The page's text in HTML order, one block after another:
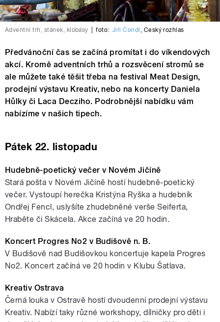
Adventní trh, stánek, klobásy foto: Jiří Čondl , Český rozhlas
Předvánoční čas se začíná promítat i do víkendových
akcí. Kromě adventních trhů a rozsvěcení stromů se
ale můžete také těšit třeba na festival Meat Design,
prodejní výstavu Kreativ, nebo na koncerty Daniela
Hůlky či Laca Decziho. Podrobnější nabídku vám
nabízíme v našich tipech.
Pátek 22. listopadu
Hudebně-poetický večer v Novém Jičíně
Stará pošta v Novém Jičíně hostí hudebně-poetický
večer. Vystoupí herečka Kristýna Ryška a hudebník
Ondřej Fencl, uslyšíte zhudebněné verše Seiferta,
Hraběte či Skácela. Akce začíná ve 20 hodin.
Koncert Progres No2 v Budišově n. B.
V Budišově nad Budišovkou koncertuje kapela Progres
No2. Koncert začíná ve 20 hodin v Klubu Šatlava.
Kreativ Ostrava
Černá louka v Ostravě hostí dvoudenní prodejní výstavu
Kreativ. Nabízí taky různé workshopy, dílničky pro děti i